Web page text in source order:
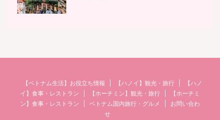
【ベトナム生活】お役立ち情報 【ハノイ】観光・旅行
【ハノ
イ】食事・レストラン
【ホーチミン】観光・旅行
【ホーチミ
ン】食事・レストラン
ベトナム国内旅行・グルメ
お問い合わ
せ